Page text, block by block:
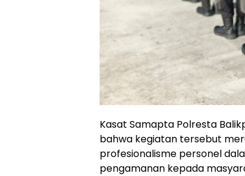
Kasat Samapta Polresta
bahwa kegiatan tersebut
profesionalisme personel
pengamanan kepada